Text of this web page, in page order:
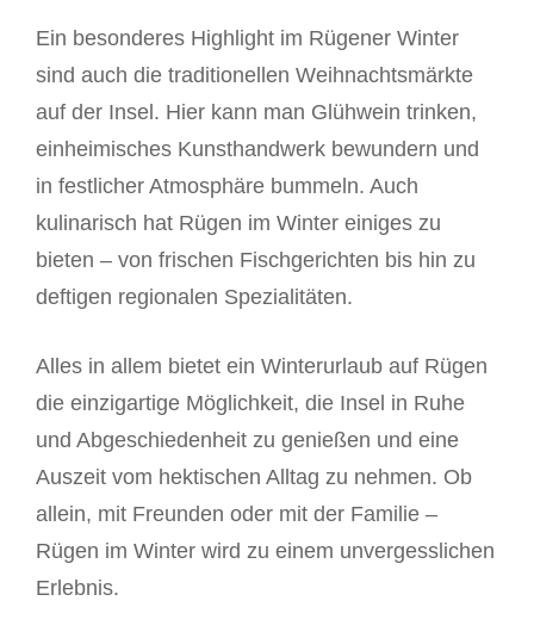
Ein besonderes Highlight im Rügener Winter
sind auch die traditionellen Weihnachtsmärkte
auf der Insel. Hier kann man Glühwein trinken,
einheimisches Kunsthandwerk bewundern und
in festlicher Atmosphäre bummeln. Auch
kulinarisch hat Rügen im Winter einiges zu
bieten – von frischen Fischgerichten bis hin zu
deftigen regionalen Spezialitäten.
Alles in allem bietet ein Winterurlaub auf Rügen
die einzigartige Möglichkeit, die Insel in Ruhe
und Abgeschiedenheit zu genießen und eine
Auszeit vom hektischen Alltag zu nehmen. Ob
allein, mit Freunden oder mit der Familie –
Rügen im Winter wird zu einem unvergesslichen
Erlebnis.